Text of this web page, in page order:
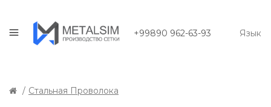
+99890 962-63-93 Язык
Стальная Проволока